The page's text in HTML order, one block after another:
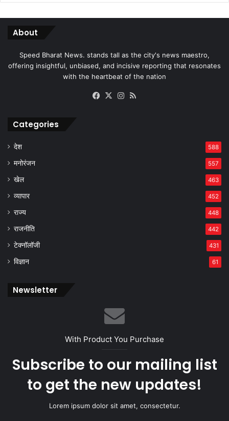
About
Speed Bharat News. stands tall as the city's news maestro,
offering insightful, unbiased, and incisive reporting that resonates
with the heartbeat of the nation
Facebook
X Instagram
Categories
देश 588
मनोरंजन 557
खेल 463
व्यापार 452
राज्य 448
राजनीति 442
टेक्नॉलॉजी 431
विज्ञान 61
Newsletter
With Product You Purchase
Subscribe to our mailing list
to get the new updates!
Lorem ipsum dolor sit amet, consectetur.